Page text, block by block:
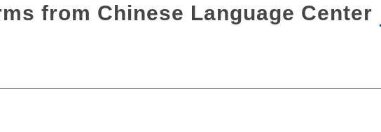
from Chinese Language Center